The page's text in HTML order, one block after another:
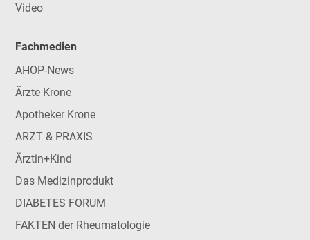
Video
Fachmedien
AHOP-News
Ärzte Krone
Apotheker Krone
ARZT & PRAXIS
Ärztin+Kind
Das Medizinprodukt
DIABETES FORUM
FAKTEN der Rheumatologie